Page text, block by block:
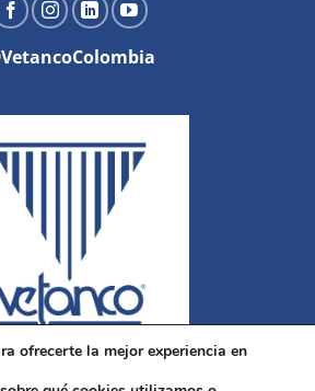
ofrecerte la mejor experiencia en